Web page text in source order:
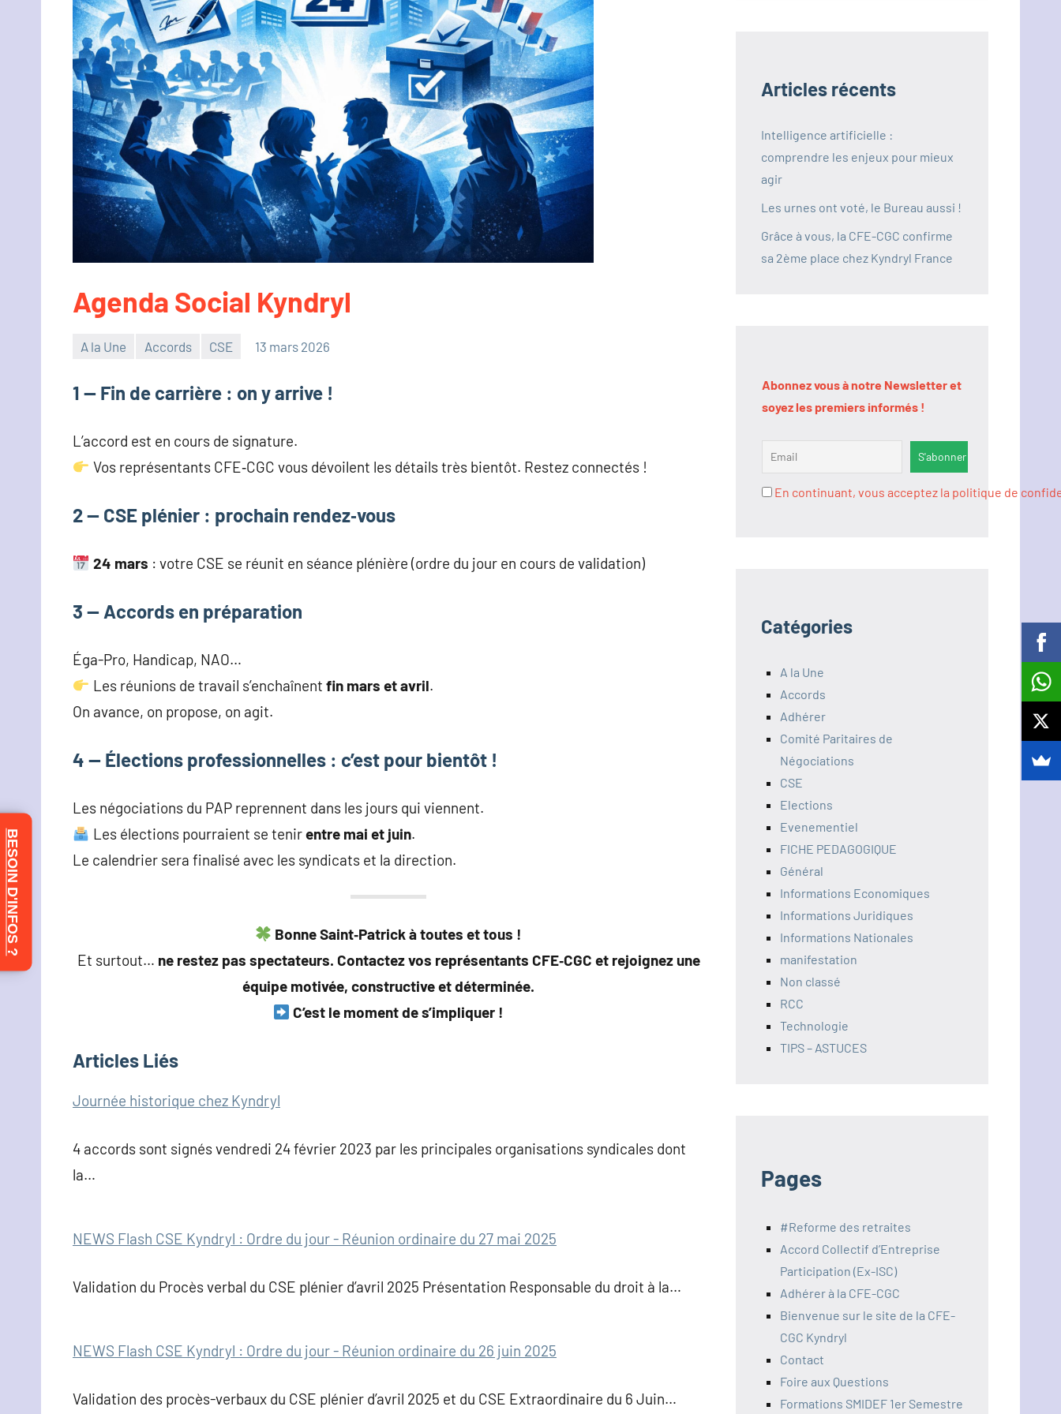
Agenda Social Kyndryl
A la Une Accords CSE 13 mars 2026
1 — Fin de carrière : on y arrive !
L’accord est en cours de signature.
Vos représentants CFE‑CGC vous dévoilent les détails très bientôt. Restez connectés !
2 — CSE plénier : prochain rendez‑vous
24 mars : votre CSE se réunit en séance plénière (ordre du jour en cours de validation)
3 — Accords en préparation
Éga-Pro, Handicap, NAO…
Les réunions de travail s’enchaînent fin mars et avril.
On avance, on propose, on agit.
4 — Élections professionnelles : c’est pour bientôt !
Les négociations du PAP reprennent dans les jours qui viennent.
Les élections pourraient se tenirentre mai et juin.
Le calendrier sera finalisé avec les syndicats et la direction.
Bonne Saint‑Patrick à toutes et tous !
Et surtout… ne restez pas spectateurs. Contactez vos représentants CFE‑CGC et rejoignez une
équipe motivée, constructive et déterminée.
C’est le moment de s’impliquer !
Articles Liés
Journée historique chez Kyndryl
4 accords sont signés vendredi 24 février 2023 par les principales organisations syndicales dont
la…
NEWS Flash CSE Kyndryl : Ordre du jour - Réunion ordinaire du 27 mai 2025
Validation du Procès verbal du CSE plénier d’avril 2025 Présentation Responsable du droit à la…
NEWS Flash CSE Kyndryl : Ordre du jour - Réunion ordinaire du 26 juin 2025
Validation des procès-verbaux du CSE plénier d’avril 2025 et du CSE Extraordinaire du 6 Juin…
Articles récents
Intelligence artificielle :
comprendre les enjeux pour mieux
agir
Les urnes ont voté, le Bureau aussi !
Grâce à vous, la CFE-CGC confirme
sa 2ème place chez Kyndryl France
Abonnez vous à notre Newsletter et
soyez les premiers informés !
En continuant, vous acceptez la politique de
Catégories
A la Une
Accords
Adhérer
Comité Paritaires de
Négociations
CSE
Elections
Evenementiel
FICHE PEDAGOGIQUE
Général
Informations Economiques
Informations Juridiques
Informations Nationales
manifestation
Non classé
RCC
Technologie
TIPS – ASTUCES
Pages
#Reforme des retraites
Accord Collectif d’Entreprise
Participation (Ex-ISC)
Adhérer à la CFE-CGC
Bienvenue sur le site de la CFE-
CGC Kyndryl
Contact
Foire aux Questions
Formations SMIDEF 1er Semestre
BESOIN D'INFOS ?